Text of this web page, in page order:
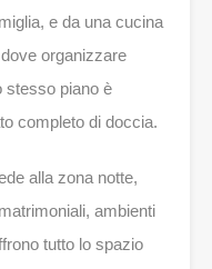
e da una cucina
organizzare
stesso piano è
completo di doccia.
alla zona notte,
ambienti
tutto lo spazio